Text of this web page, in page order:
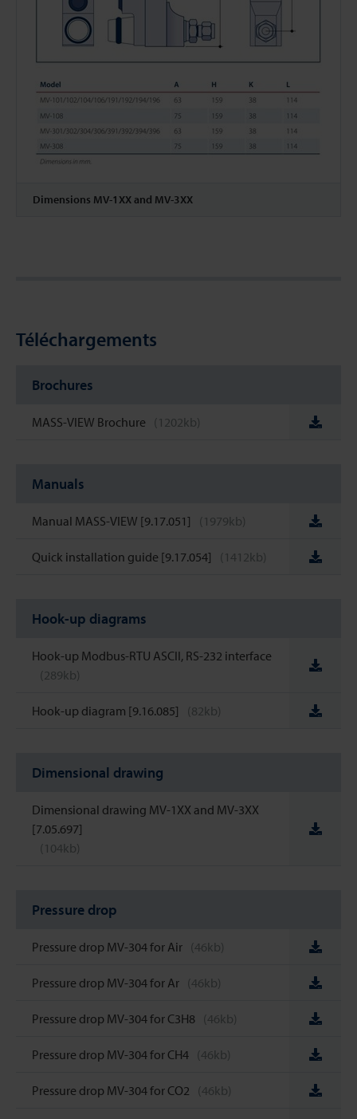
Dimensions MV-1XX and MV-3XX
Téléchargements
Brochures
MASS-VIEW Brochure (1202kb)
Manuals
Manual MASS-VIEW [9.17.051] (1979kb)
Quick installation guide [9.17.054] (1412kb)
Hook-up diagrams
Hook-up Modbus-RTU ASCII, RS-232 interface
(289kb)
Hook-up diagram [9.16.085] (82kb)
Dimensional drawing
Dimensional drawing MV-1XX and MV-3XX
[7.05.697]
(104kb)
Pressure drop
Pressure drop MV-304 for Air (46kb)
Pressure drop MV-304 for Ar (46kb)
Pressure drop MV-304 for C3H8 (46kb)
Pressure drop MV-304 for CH4 (46kb)
Pressure drop MV-304 for CO2 (46kb)